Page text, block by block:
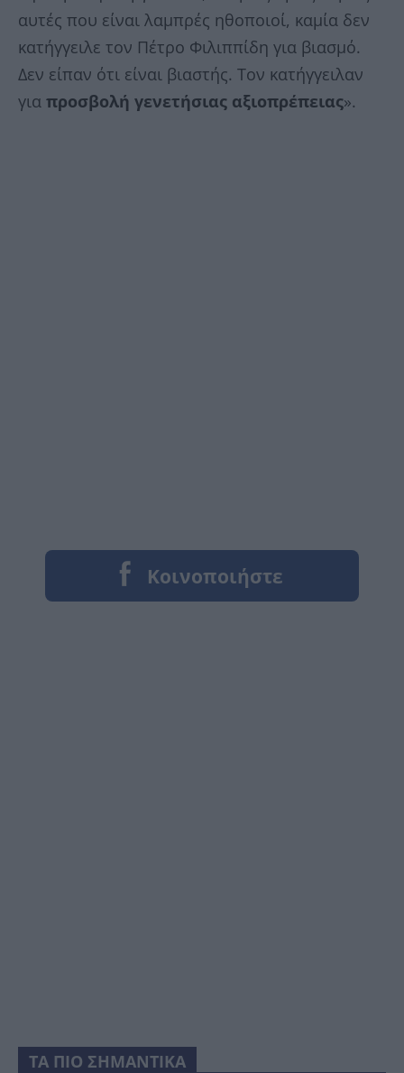
αυτές που είναι λαμπρές ηθοποιοί, καμία δεν
κατήγγειλε τον Πέτρο Φιλιππίδη για βιασμό.
Δεν είπαν ότι είναι βιαστής. Τον κατήγγειλαν
για προσβολή γενετήσιας αξιοπρέπειας».
ΤΑ ΠΙΟ ΣΗΜΑΝΤΙΚΑ